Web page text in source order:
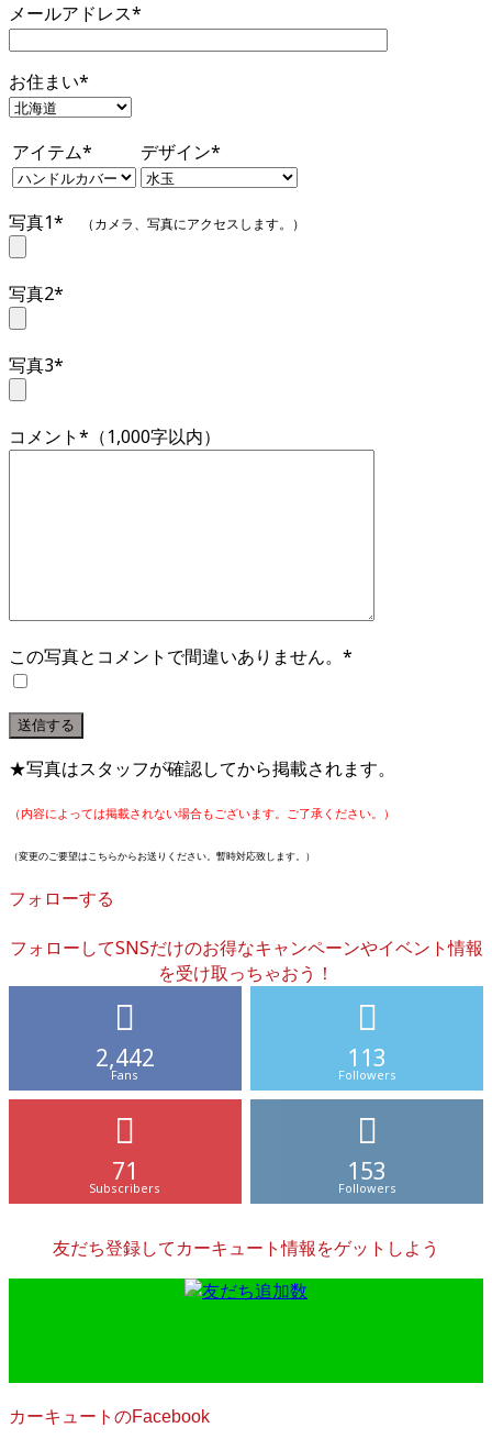
メールアドレス*
お住まい*
アイテム* デザイン*
写真1* （カメラ、写真にアクセスします。）
写真2*
写真3*
コメント*（1,000字以内）
この写真とコメントで間違いありません。*
★写真はスタッフが確認してから掲載されます。
（内容によっては掲載されない場合もございます。ご了承ください。）
（変更のご要望はこちらからお送りください。暫時対応致します。）
フォローする
フォローしてSNSだけのお得なキャンペーンやイベント情報
を受け取っちゃおう！
2,442
Fans
113
Followers
71
Subscribers
153
Followers
友だち登録してカーキュート情報をゲットしよう
カーキュートのFacebook